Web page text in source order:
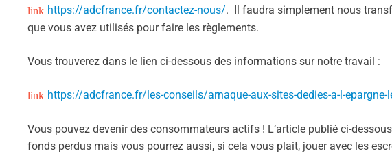
https://adcfrance.fr/contactez-nous/. Il faudra simplement nous
que vous avez utilisés pour faire les règlements.
Vous trouverez dans le lien ci-dessous des informations sur notre travail :
https://adcfrance.fr/les-conseils/arnaque-aux-sites-dedies-a-l-
Vous pouvez devenir des consommateurs actifs ! L’article publié ci-
fonds perdus mais vous pourrez aussi, si cela vous plait, jouer avec les